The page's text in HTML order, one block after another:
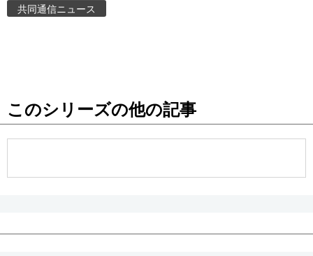
お知らせ
共同通信ニュース
このシリーズの他の記事